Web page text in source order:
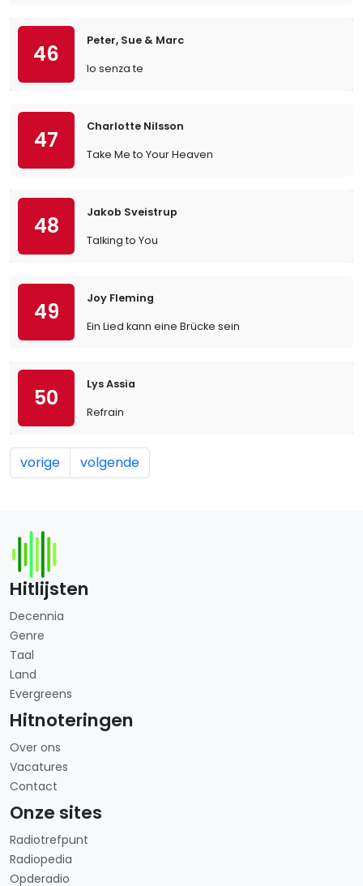
46
Peter, Sue & Marc
Io senza te
47
Charlotte Nilsson
Take Me to Your Heaven
48
Jakob Sveistrup
Talking to You
49
Joy Fleming
Ein Lied kann eine Brücke sein
50
Lys Assia
Refrain
vorige volgende
Hitlijsten
Decennia
Genre
Taal
Land
Evergreens
Hitnoteringen
Over ons
Vacatures
Contact
Onze sites
Radiotrefpunt
Radiopedia
Opderadio